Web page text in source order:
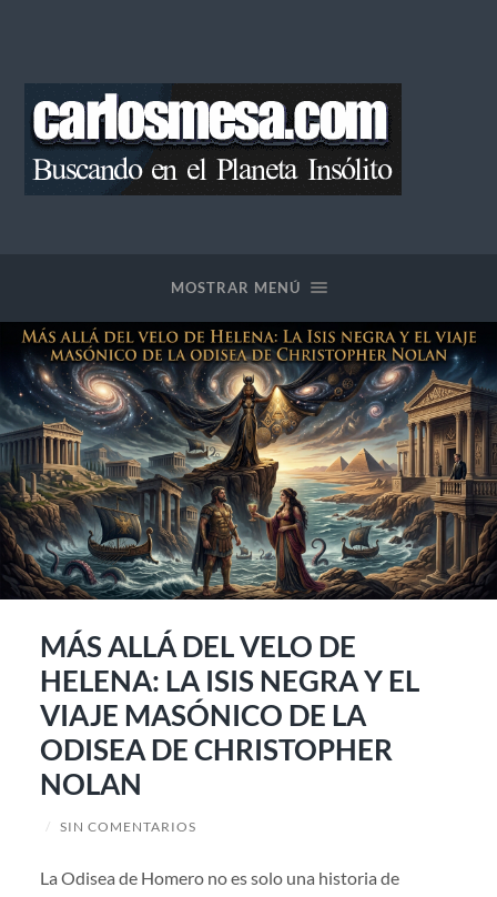
MOSTRAR MENÚ
MÁS ALLÁ DEL VELO DE
HELENA: LA ISIS NEGRA Y EL
VIAJE MASÓNICO DE LA
ODISEA DE CHRISTOPHER
NOLAN
/ SIN COMENTARIOS
La Odisea de Homero no es solo una historia de